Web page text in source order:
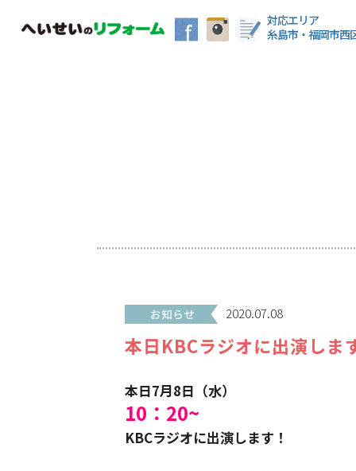
対応エリア
糸島市・福岡市西
2020.07.08
本日KBCラジオに出演し
本日7月8日（水）
10：20~
KBCラジオに出演します！